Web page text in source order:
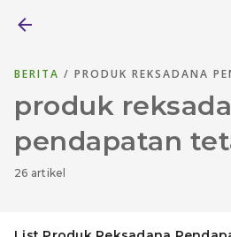
BERITA / PRODUK REKSADANA
produk
pendapatan
26 artikel